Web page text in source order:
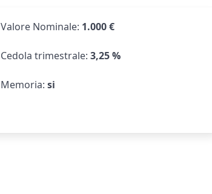
Valore Nominale: 1.000 €
Cedola trimestrale: 3,25 %
Memoria: si